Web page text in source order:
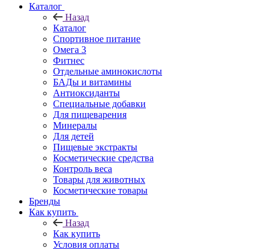
Каталог
Назад
Каталог
Спортивное питание
Омега 3
Фитнес
Отдельные аминокислоты
БАДы и витамины
Антиоксиданты
Специальные добавки
Для пищеварения
Минералы
Для детей
Пищевые экстракты
Косметические средства
Контроль веса
Товары для животных
Косметические товары
Бренды
Как купить
Назад
Как купить
Условия оплаты